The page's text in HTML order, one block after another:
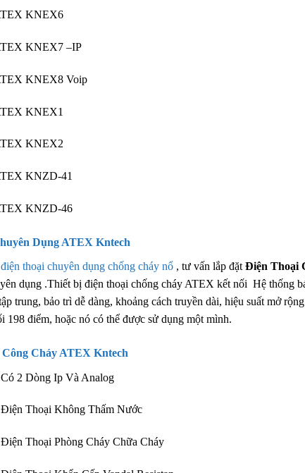
KNEX6
KNEX7 –IP
KNEX8 Voip
KNEX1
KNEX2
KNZD-41
KNZD-46
Dụng ATEX Kntech
điện thoại chuyên dụng chống cháy nổ , tư vấn lắp đặt Điện Thoại
dụng .Thiết bị điện thoại chống cháy ATEX kết nối Hệ thống
trung, bảo trì dễ dàng, khoảng cách truyền dài, hiệu suất mở
198 điểm, hoặc nó có thể được sử dụng một mình.
Cháy ATEX Kntech
2 Dòng Ip Và Analog
Thoại Không Thấm Nước
Thoại Phòng Cháy Chữa Cháy